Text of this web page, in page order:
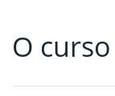
Fim da navegação
Início do conteúdo
O curso